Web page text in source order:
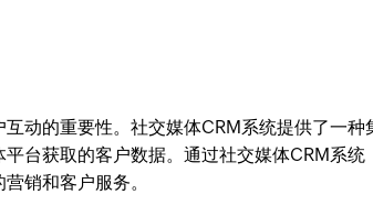
动的重要性。社交媒体CRM系统提供了一种
台获取的客户数据。通过社交媒体CRM系统
销和客户服务。